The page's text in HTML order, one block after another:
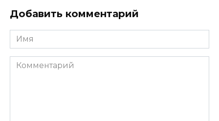
Добавить комментарий
Имя
*
Комментарий